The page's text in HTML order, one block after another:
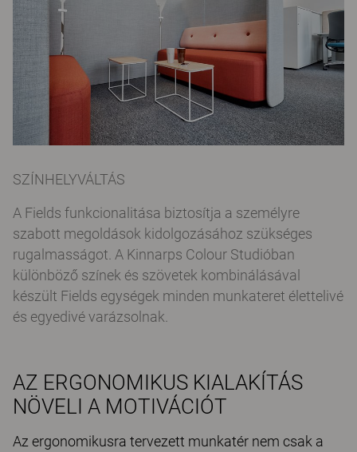
SZÍNHELYVÁLTÁS
A Fields funkcionalitása biztosítja a személyre
szabott megoldások kidolgozásához szükséges
rugalmasságot. A Kinnarps Colour Studióban
különböző színek és szövetek kombinálásával
készült Fields egységek minden munkateret élettelivé
és egyedivé varázsolnak.
AZ ERGONOMIKUS KIALAKÍTÁS
NÖVELI A MOTIVÁCIÓT
Az ergonomikusra tervezett munkatér nem csak a